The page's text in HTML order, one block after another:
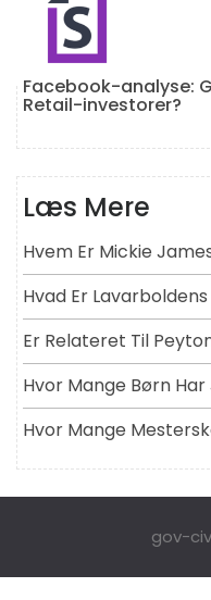
Facebook-analyse:
Retail-investorer?
Læs Mere
Hvem Er Mickie
Hvad Er
Er Relateret Til
Hvor Mange Børn
Hvor Mange
gov-